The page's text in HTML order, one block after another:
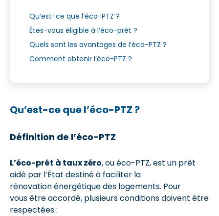
Qu’est-ce que l’éco-PTZ ?
Êtes-vous éligible à l’éco-prêt ?
Quels sont les avantages de l’éco-PTZ ?
Comment obtenir l’éco-PTZ ?
Qu’est-ce que l’éco-PTZ ?
Définition de l’éco-PTZ
L’éco-prêt à taux zéro, ou éco-PTZ, est un prêt
aidé par l’État destiné à faciliter la
rénovation énergétique des logements. Pour
vous être accordé, plusieurs conditions doivent être
respectées :